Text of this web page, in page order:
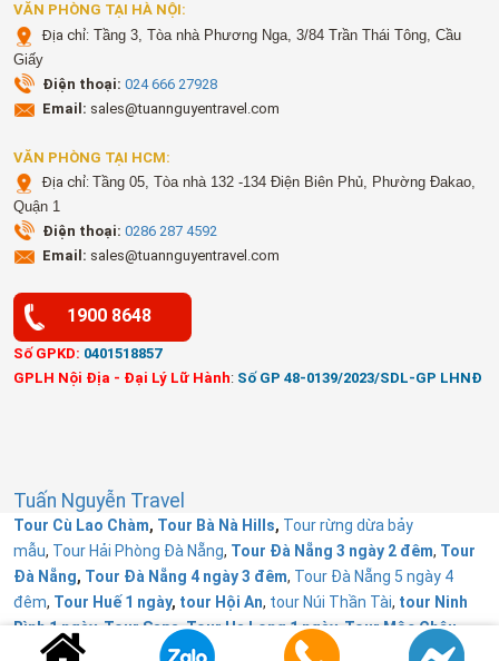
VĂN PHÒNG TẠI HÀ NỘI:
Địa chỉ: Tầng 3, Tòa nhà Phương Nga, 3/84 Trần Thái Tông, Cầu
Giấy
Điện thoại: 024 666 27928
Email: sales@tuannguyentravel.com
VĂN PHÒNG TẠI HCM:
Địa chỉ:Tầng 05, Tòa nhà 132 -134 Điện Biên Phủ, Phường Đakao,
Quận 1
Điện thoại: 0286 287 4592
Email: sales@tuannguyentravel.com
1900 8648
Số GPKD: 0401518857
GPLH Nội Địa - Đại Lý Lữ Hành: Số GP 48-0139/2023/SDL-GP LHNĐ
Tuấn Nguyễn Travel
Tour Cù Lao Chàm, Tour Bà Nà Hills, Tour rừng dừa bảy
mẫu, Tour Hải Phòng Đà Nẵng, Tour Đà Nẵng 3 ngày 2 đêm, Tour
Đà Nẵng, Tour Đà Nẵng 4 ngày 3 đêm, Tour Đà Nẵng 5 ngày 4
đêm, Tour Huế 1 ngày, tour Hội An, tour Núi Thần Tài, tour Ninh
Bình 1 ngày,Tour Sapa,Tour Hạ Long 1 ngày,Tour Mộc Châu,
tour Sapa 3 ngày 2 đêm,tour Hà Nội Hạ Long Ninh Bình tour